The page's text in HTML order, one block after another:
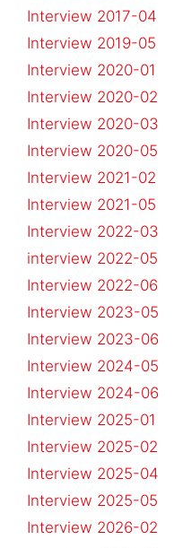
Interview 2017-04
Interview 2019-05
Interview 2020-01
Interview 2020-02
Interview 2020-03
Interview 2020-05
Interview 2021-02
Interview 2021-05
Interview 2022-03
interview 2022-05
Interview 2022-06
Interview 2023-05
Interview 2023-06
Interview 2024-05
Interview 2024-06
Interview 2025-01
Interview 2025-02
Interview 2025-04
Interview 2025-05
Interview 2026-02